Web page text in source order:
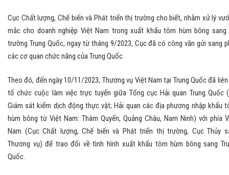
Cục Chất lượng, Chế biến và Phát triển thị trường cho biết, nhằm xử lý
mắc cho doanh nghiệp Việt Nam trong xuất khẩu tôm hùm bông sang
trường Trung Quốc, ngay từ tháng 9/2023, Cục đã có công văn gửi sang
các cơ quan chức năng của Trung Quốc.
Theo đó, đến ngày 10/11/2023, Thương vụ Việt Nam tại Trung Quốc đã
tổ chức cuộc làm việc trực tuyến giữa Tổng cục Hải quan Trung Quốc
Giám sát kiểm dịch động thực vật; Hải quan các địa phương nhập khẩu
hùm bông từ Việt Nam: Thâm Quyến, Quảng Châu, Nam Ninh) với phía
Nam (Cục Chất lượng, Chế biến và Phát triển thị trường, Cục Thủy
Thương vụ) để trao đổi về tình hình xuất khẩu tôm hùm bông sang
Quốc.